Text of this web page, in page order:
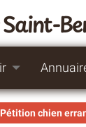
Saint-
Pétition chien